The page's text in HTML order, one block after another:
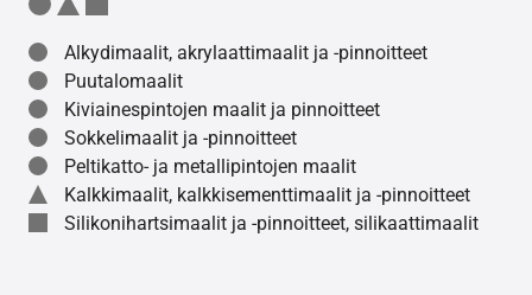
Alkydimaalit, akrylaattimaalit ja -pinnoitteet
Puutalomaalit
Kiviainespintojen maalit ja pinnoitteet
Sokkelimaalit ja -pinnoitteet
Peltikatto- ja metallipintojen maalit
Kalkkimaalit, kalkkisementtimaalit ja -pinnoitteet
Silikonihartsimaalit ja -pinnoitteet, silikaattimaalit